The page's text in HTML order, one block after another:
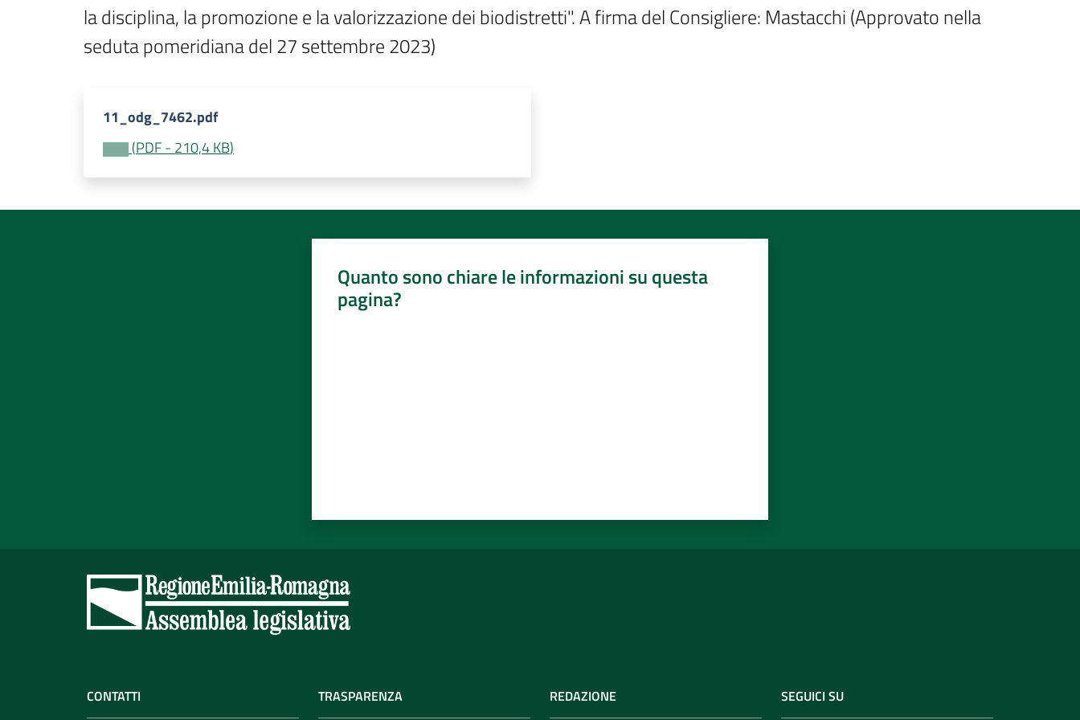
la disciplina, la promozione e la valorizzazione dei biodistretti". A firma del Consigliere: Mastacchi (Approvato nella
seduta pomeridiana del 27 settembre 2023)
11_odg_7462.pdf
(PDF- 210,4 KB)
Quanto sono chiare le informazioni su questa
pagina?
CONTATTI TRASPARENZA REDAZIONE SEGUICI SU